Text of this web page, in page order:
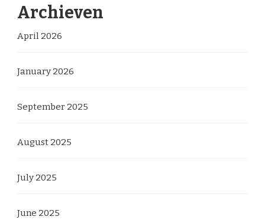
Archieven
April 2026
January 2026
September 2025
August 2025
July 2025
June 2025